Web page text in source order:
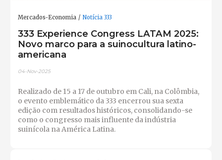
Mercados-Economia Notícia 333
333 Experience Congress LATAM 2025:
Novo marco para a suinocultura latino-
americana
04-Nov-2025
Realizado de 15 a 17 de outubro em Cali, na Colômbia,
o evento emblemático da 333 encerrou sua sexta
edição com resultados históricos, consolidando-se
como o congresso mais influente da indústria
suinícola na América Latina.